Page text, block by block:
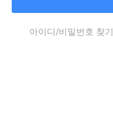
아이디/비밀번호 찾기